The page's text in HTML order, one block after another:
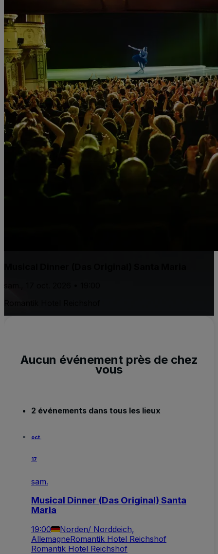
Aucun événement près de chez
vous
2 événements dans tous les lieux
oct.
17
sam.
Musical Dinner (Das Original) Santa
Maria
19:00
Norden/ Norddeich,
AllemagneRomantik Hotel Reichshof
Romantik Hotel Reichshof